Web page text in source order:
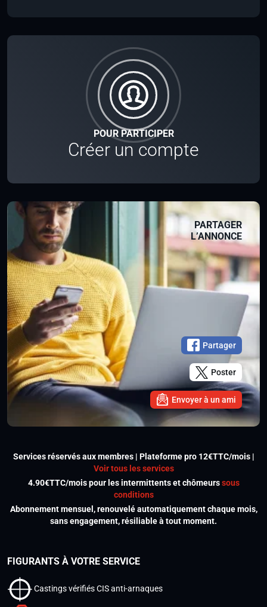
POUR PARTICIPER
Créer un compte
PARTAGER
L’ANNONCE
Partager
Poster
Envoyer à un ami
Services réservés aux membres | Plateforme pro 12€TTC/mois |
Voir tous les services
4.90€TTC/mois pour les intermittents et chômeurssous
conditions
Abonnement mensuel, renouvelé automatiquement chaque mois,
sans engagement, résiliable à tout moment.
FIGURANTS À VOTRE SERVICE
Castings vérifiés CIS anti-arnaques